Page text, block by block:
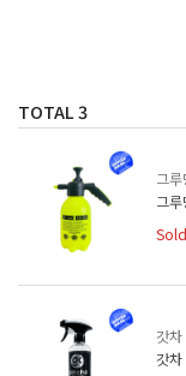
TOTAL3
그루
그
갓차
갓